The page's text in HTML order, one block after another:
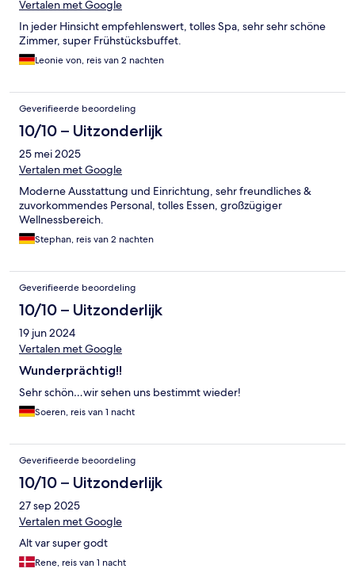
Vertalen met Google
In jeder Hinsicht empfehlenswert, tolles Spa, sehr sehr schöne
Zimmer, super Frühstücksbuffet.
Leonie von, reis van 2 nachten
Geverifieerde beoordeling
10/10 – Uitzonderlijk
25 mei 2025
Vertalen met Google
Moderne Ausstattung und Einrichtung, sehr freundliches &
zuvorkommendes Personal, tolles Essen, großzügiger
Wellnessbereich.
Stephan, reis van 2 nachten
Geverifieerde beoordeling
10/10 – Uitzonderlijk
19 jun 2024
Vertalen met Google
Wunderprächtig!!
Sehr schön…wir sehen uns bestimmt wieder!
Soeren, reis van 1 nacht
Geverifieerde beoordeling
10/10 – Uitzonderlijk
27 sep 2025
Vertalen met Google
Alt var super godt
Rene, reis van 1 nacht